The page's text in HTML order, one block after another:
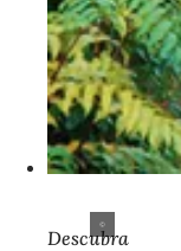
Descubra